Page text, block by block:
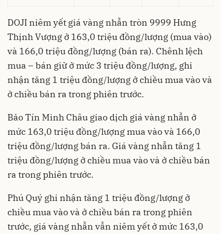
DOJI niêm yết giá vàng nhẫn tròn 9999 Hưng
Thịnh Vượng ở 163,0 triệu đồng/lượng (mua vào)
và 166,0 triệu đồng/lượng (bán ra). Chênh lệch
mua – bán giữ ở mức 3 triệu đồng/lượng, ghi
nhận tăng 1 triệu đồng/lượng ở chiều mua vào và
ở chiều bán ra trong phiên trước.
Bảo Tín Minh Châu giao dịch giá vàng nhẫn ở
mức 163,0 triệu đồng/lượng mua vào và 166,0
triệu đồng/lượng bán ra. Giá vàng nhẫn tăng 1
triệu đồng/lượng ở chiều mua vào và ở chiều bán
ra trong phiên trước.
Phú Quý ghi nhận tăng 1 triệu đồng/lượng ở
chiều mua vào và ở chiều bán ra trong phiên
trước, giá vàng nhẫn vẫn niêm yết ở mức 163,0